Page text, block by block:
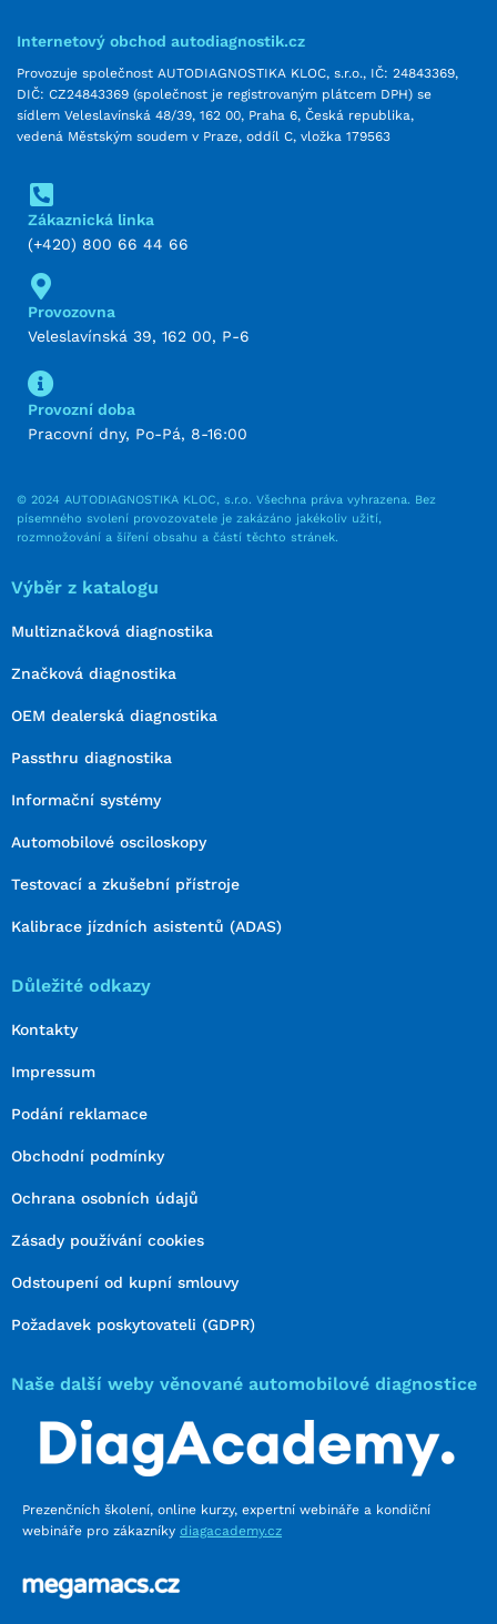
Internetový obchod autodiagnostik.cz
Provozuje společnost AUTODIAGNOSTIKA KLOC, s.r.o., IČ: 24843369,
DIČ: CZ24843369 (společnost je registrovaným plátcem DPH) se
sídlem Veleslavínská 48/39, 162 00, Praha 6, Česká republika,
vedená Městským soudem v Praze, oddíl C, vložka 179563
Zákaznická linka
(+420) 800 66 44 66
Provozovna
Veleslavínská 39, 162 00, P-6
Provozní doba
Pracovní dny, Po-Pá, 8-16:00
© 2024 AUTODIAGNOSTIKA KLOC, s.r.o. Všechna práva vyhrazena. Bez
písemného svolení provozovatele je zakázáno jakékoliv užití,
rozmnožování a šíření obsahu a částí těchto stránek.
Výběr z katalogu
Multiznačková diagnostika
Značková diagnostika
OEM dealerská diagnostika
Passthru diagnostika
Informační systémy
Automobilové osciloskopy
Testovací a zkušební přístroje
Kalibrace jízdních asistentů (ADAS)
Důležité odkazy
Kontakty
Impressum
Podání reklamace
Obchodní podmínky
Ochrana osobních údajů
Zásady používání cookies
Odstoupení od kupní smlouvy
Požadavek poskytovateli (GDPR)
Naše další weby věnované automobilové diagnostice
Prezenčních školení, online kurzy, expertní webináře a kondiční
webináře pro zákazníky diagacademy.cz